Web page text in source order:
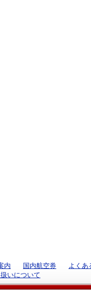
内 国内航空券
よくあ
いについて